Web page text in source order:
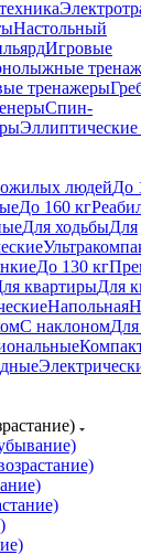
Настольный
Игровые
тренажеры
Спин-
людейДо
До 160 кг
Для ходьбыДля
До 130 кг
квартирыДля
Напольная
С наклоном